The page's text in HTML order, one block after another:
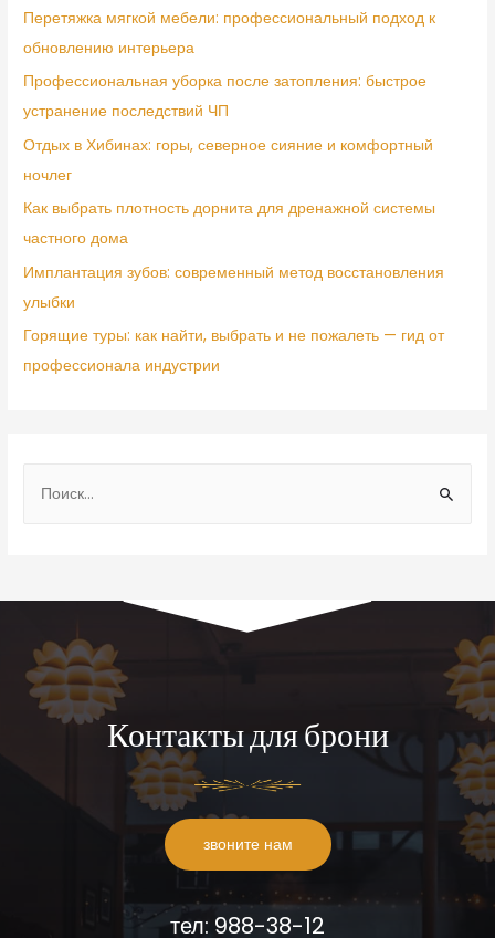
Перетяжка мягкой мебели: профессиональный подход к
обновлению интерьера
Профессиональная уборка после затопления: быстрое
устранение последствий ЧП
Отдых в Хибинах: горы, северное сияние и комфортный
ночлег
Как выбрать плотность дорнита для дренажной системы
частного дома
Имплантация зубов: современный метод восстановления
улыбки
Горящие туры: как найти, выбрать и не пожалеть — гид от
профессионала индустрии
Контакты для брони
звоните нам
тел: 988-38-12